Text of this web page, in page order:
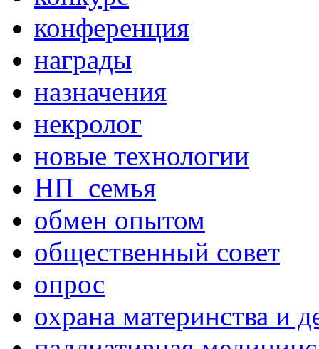
конференция
награды
назначения
некролог
новые технологии
НП_семья
обмен опытом
общественный совет
опрос
охрана материнства и